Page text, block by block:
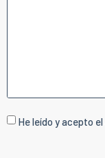
He leído y acepto el